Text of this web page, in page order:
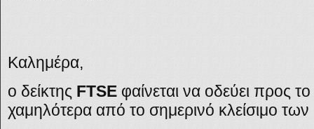
Καλημέρα,
ο δείκτης FTSE φαίνεται να οδεύει προς το
χαμηλότερα από το σημερινό κλείσιμο